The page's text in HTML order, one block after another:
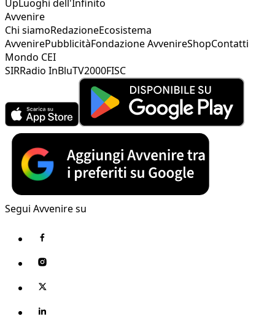
UpLuoghi dell'Infinito
Avvenire
Chi siamoRedazioneEcosistema
AvvenirePubblicitàFondazione AvvenireShopContatti
Mondo CEI
SIRRadio InBluTV2000FISC
Segui Avvenire su